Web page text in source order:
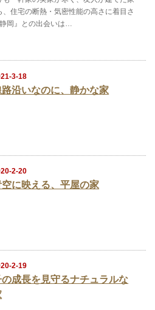
住宅の断熱・気密性能の高さに着目さ
岡』との出会いは…
3-18
路沿いなのに、静かな家
2-20
空に映える、平屋の家
2-19
の成長を見守るナチュラルな